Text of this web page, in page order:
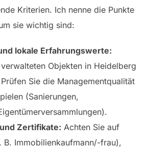
Kriterien. Ich nenne die Punkte
sie wichtig sind:
lokale Erfahrungswerte:
Objekten in Heidelberg
Sie die Managementqualität
(Sanierungen,
Zertifikate: Achten Sie auf
B. Immobilienkaufmann/-frau),